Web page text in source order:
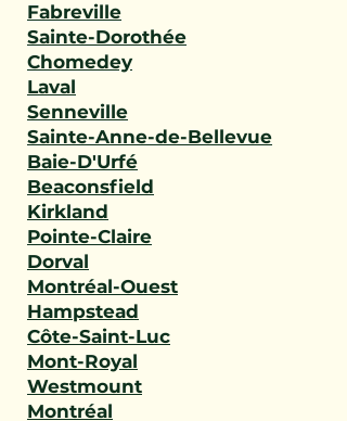
Fabreville
Sainte-Dorothée
Chomedey
Laval
Senneville
Sainte-Anne-de-Bellevue
Baie-D'Urfé
Beaconsfield
Kirkland
Pointe-Claire
Dorval
Montréal-Ouest
Hampstead
Côte-Saint-Luc
Mont-Royal
Westmount
Montréal